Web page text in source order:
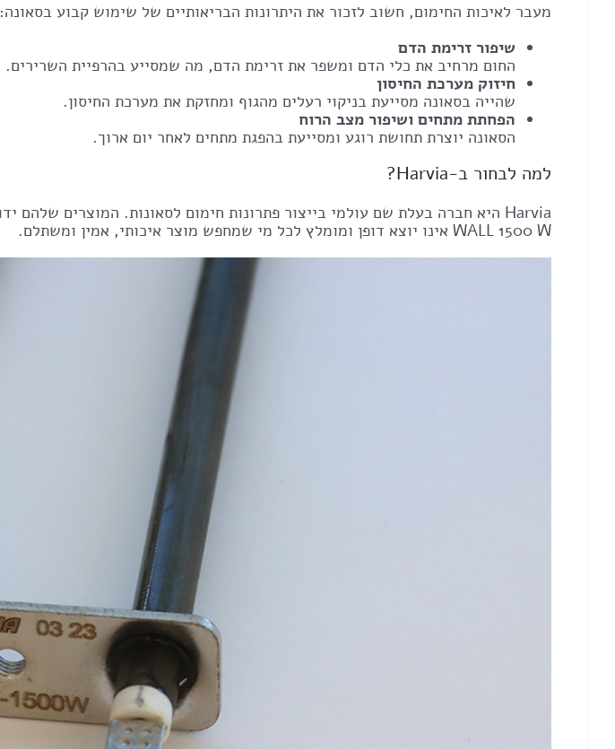
מעבר לאיכות החימום, חשוב לזכור את היתרונות הבריאותיים של שימוש קבוע בסאונה:
שיפור זרימת הדם
החום מרחיב את כלי הדם ומשפר את זרימת הדם, מה שמסייע בהרפיית השרירים.
חיזוק מערכת החיסון
שהייה בסאונה מסייעת בניקוי רעלים מהגוף ומחזקת את מערכת החיסון.
הפחתת מתחים ושיפור מצב הרוח
הסאונה יוצרת תחושת רוגע ומסייעת בהפגת מתחים לאחר יום ארוך.
למה לבחור ב-Harvia?
WALL 1500 W אינו יוצא דופן ומומלץ לכל מי שמחפש מוצר איכותי, אמין ומשתלם.